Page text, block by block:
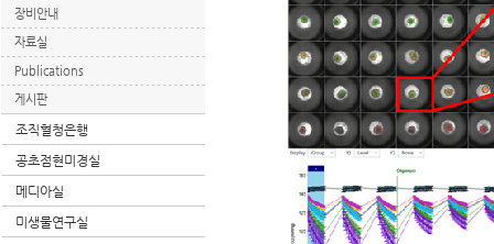
장비안내
자료실
Publications
게시판
조직혈청은행
공초점현미경실
메디아실
미생물연구실